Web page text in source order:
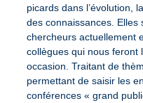
picards dans l’évolution,
des connaissances.
chercheurs actuellement
collègues qui nous feront
occasion. Traitant de
permettant de saisir les
conférences « grand